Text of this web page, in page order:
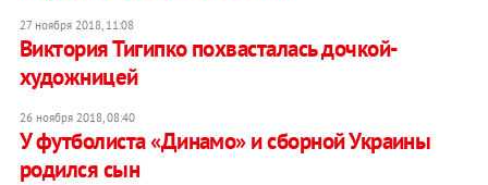
27 ноября 2018, 11:08
Виктория Тигипко похвасталась дочкой-
художницей
26 ноября 2018, 08:40
У футболиста «Динамо» и сборной Украины
родился сын